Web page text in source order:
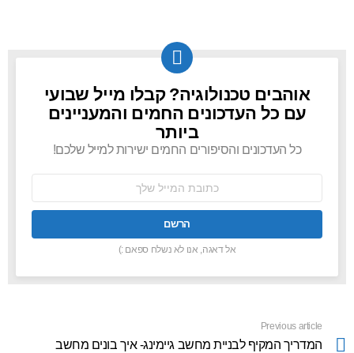
NEWSLETTER
אוהבים טכנולוגיה? קבלו מייל שבועי
עם כל העדכונים החמים והמעניינים
ביותר
כל העדכונים והסיפורים החמים ישירות למייל שלכם!
אל דאגה, אנו לא נשלח ספאם :)
more
Previous article
המדריך המקיף לבניית מחשב גיימינג- איך בונים מחשב